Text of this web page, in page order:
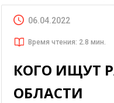
06.04.2022
Время чтения: 2.8 мин.
КОГО ИЩУТ
ОБЛАСТИ